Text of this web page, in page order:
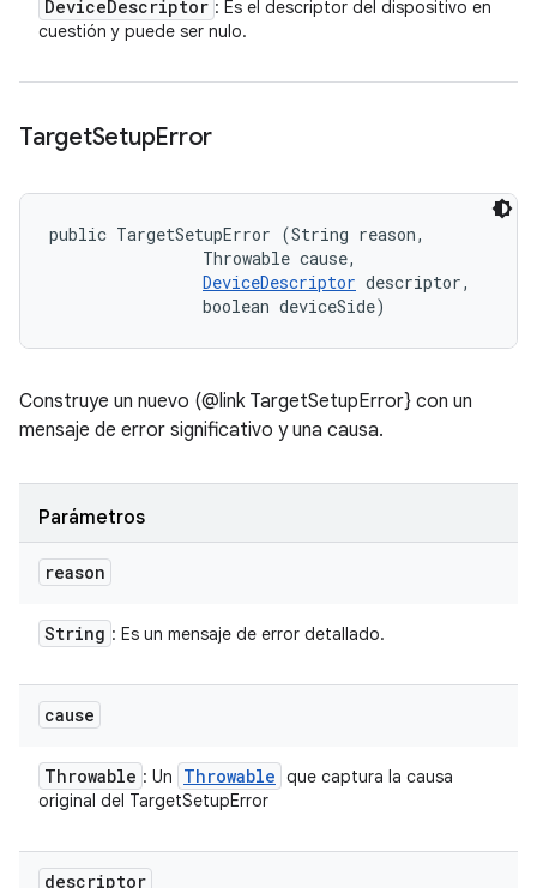
DeviceDescriptor : Es el descriptor del dispositivo en
cuestión y puede ser nulo.
TargetSetupError
public TargetSetupError (String reason,
                Throwable cause,
DeviceDescriptor descriptor,
                boolean deviceSide)
Construye un nuevo (@link TargetSetupError} con un
mensaje de error significativo y una causa.
Parámetros
reason
String : Es un mensaje de error detallado.
cause
Throwable : Un Throwable que captura la causa
original del TargetSetupError
descriptor